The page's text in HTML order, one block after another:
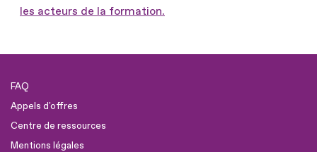
les acteurs de la formation.
FAQ
Appels d'offres
Centre de ressources
Mentions légales